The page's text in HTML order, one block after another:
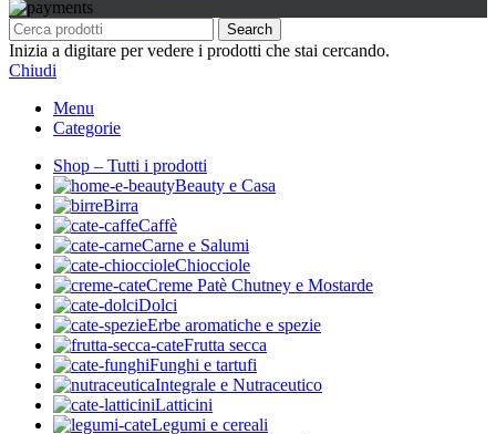
Search
Inizia a digitare per vedere i prodotti che stai cercando.
Chiudi
Menu
Categorie
Shop – Tutti i prodotti
Beauty e Casa
Birra
Caffè
Carne e Salumi
Chiocciole
Creme Patè Chutney e Mostarde
Dolci
Erbe aromatiche e spezie
Frutta secca
Funghi e tartufi
Integrale e Nutraceutico
Latticini
Legumi e cereali